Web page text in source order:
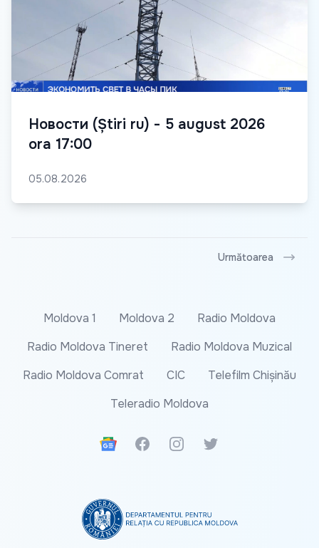
Новости (Știri ru) - 5 august 2026
ora 17:00
05.08.2026
Următoarea
Moldova 1 Moldova 2
Radio Moldova
Radio Moldova Tineret
Radio Moldova Muzical
Radio Moldova Comrat
CIC
Telefilm Chișinău
Teleradio Moldova
Google News
FacebookInstagramTwitter